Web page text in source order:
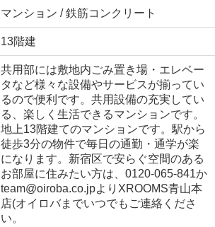
マンション / 鉄筋コンクリート
13階建
共用部には敷地内ごみ置き場・エレベー
タなど様々な設備やサービスが揃ってい
るので便利です。共用設備の充実してい
る、楽しく生活できるマンションです。
地上13階建てのマンションです。駅から
徒歩3分の物件で毎日の通勤・通学が楽
になります。新宿区で安らぐ空間のある
お部屋に住みたい方は、0120-065-841か
team@oiroba.co.jpよりXROOMS青山本
店(オイロバまでいつでもご連絡くださ
い。